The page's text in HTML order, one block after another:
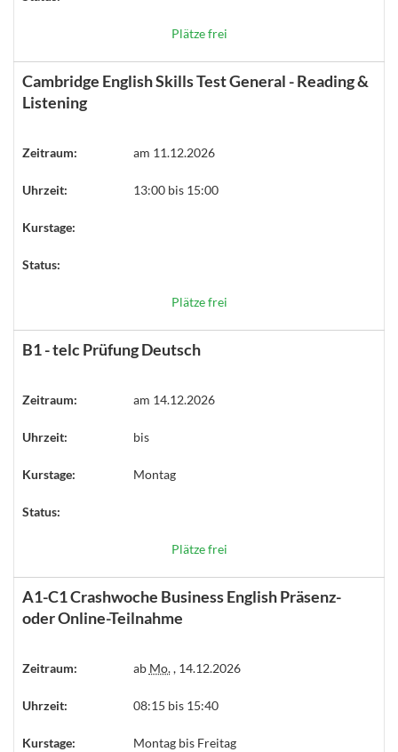
Plätze frei
Cambridge English Skills Test General - Reading &
Listening
Zeitraum: am 11.12.2026
Uhrzeit: 13:00 bis 15:00
Kurstage:
Status:
Plätze frei
B1 - telc Prüfung Deutsch
Zeitraum: am 14.12.2026
Uhrzeit: bis
Kurstage: Montag
Status:
Plätze frei
A1-C1 Crashwoche Business English Präsenz-
oder Online-Teilnahme
Zeitraum: ab Mo., 14.12.2026
Uhrzeit: 08:15 bis 15:40
Kurstage: Montag bis Freitag